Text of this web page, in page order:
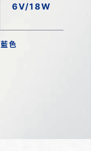
6V/18W
藍色